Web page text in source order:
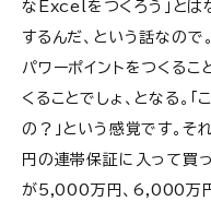
なExcelをつくろう」とは
するんだ、という話なので。
パワーポイントをつくるこ
くることでしょ、となる。
の？」という感覚です。そ
円の連帯保証に入って買
が5,000万円、6,000万円